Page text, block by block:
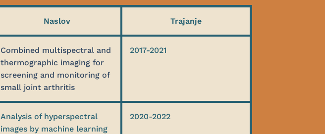
Naslov Trajanje
Combined multispectral and
thermographic imaging for
screening and monitoring of
small joint arthritis
2017-2021
Analysis of hyperspectral
images by machine learning
2020-2022